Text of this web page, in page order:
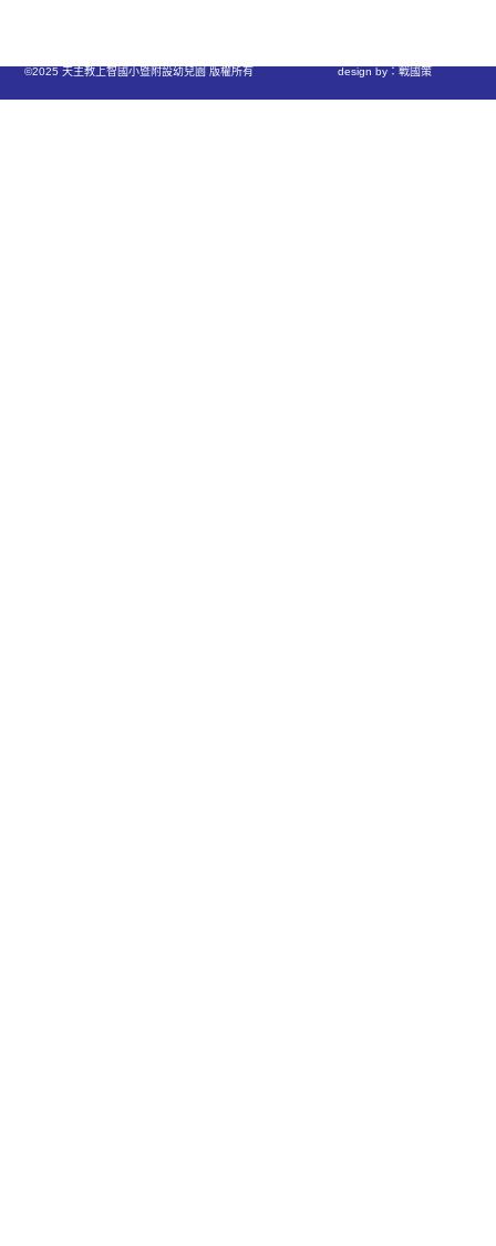
©2025 天主教上智國小暨附設幼兒園 版權所有 design by：戰國策